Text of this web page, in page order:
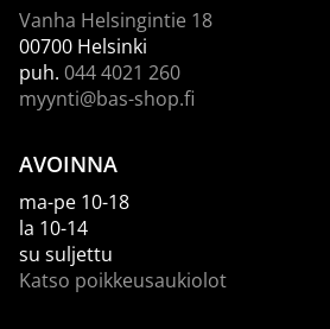
Vanha Helsingintie 18
00700 Helsinki
puh. 044 4021 260
myynti@bas-shop.fi
AVOINNA
ma-pe 10-18
la 10-14
su suljettu
Katso poikkeusaukiolot